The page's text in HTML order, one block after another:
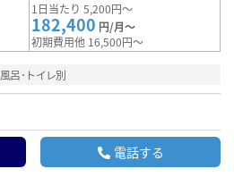
1日当たり 5,200円～
182,400 円/月～
初期費用他 16,500円～
風呂･トイレ別
電話する